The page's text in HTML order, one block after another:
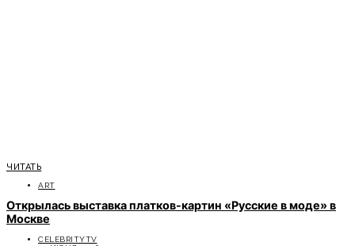
ЧИТАТЬ
ART
Открылась выставка платков-картин «Русские в моде» в
Москве
CELEBRITYTV